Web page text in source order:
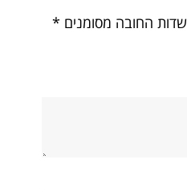
שדות החובה מסומנים *